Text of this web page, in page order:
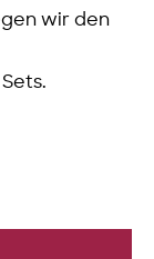
wir den